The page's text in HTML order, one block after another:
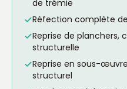
de trémie
Réfection complète
Reprise de planchers,
structurelle
Reprise en sous-
structurel